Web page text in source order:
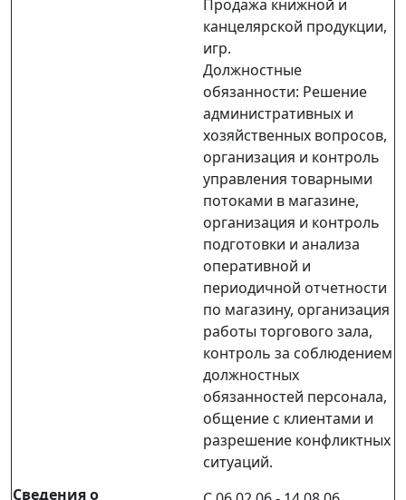
Сведения о
Продажа книжной и
канцелярской продукции,
игр.
Должностные
обязанности: Решение
административных и
хозяйственных вопросов,
организация и контроль
управления товарными
потоками в магазине,
организация и контроль
подготовки и анализа
оперативной и
периодичной отчетности
по магазину, организация
работы торгового зала,
контроль за соблюдением
должностных
обязанностей персонала,
общение с клиентами и
разрешение конфликтных
ситуаций.